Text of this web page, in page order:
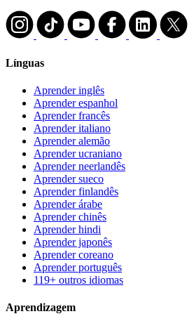
Línguas
Aprender inglês
Aprender espanhol
Aprender francês
Aprender italiano
Aprender alemão
Aprender ucraniano
Aprender neerlandês
Aprender sueco
Aprender finlandês
Aprender árabe
Aprender chinês
Aprender hindi
Aprender japonês
Aprender coreano
Aprender português
119+ outros idiomas
Aprendizagem